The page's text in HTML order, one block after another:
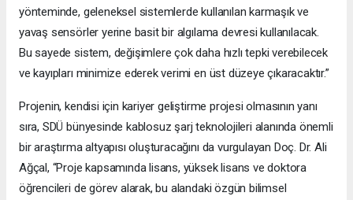
yönteminde, geleneksel sistemlerde kullanılan karmaşık ve
yavaş sensörler yerine basit bir algılama devresi kullanılacak.
Bu sayede sistem, değişimlere çok daha hızlı tepki verebilecek
ve kayıpları minimize ederek verimi en üst düzeye çıkaracaktır.”
Projenin, kendisi için kariyer geliştirme projesi olmasının yanı
sıra, SDÜ bünyesinde kablosuz şarj teknolojileri alanında önemli
bir araştırma altyapısı oluşturacağını da vurgulayan Doç. Dr. Ali
Ağçal, “Proje kapsamında lisans, yüksek lisans ve doktora
öğrencileri de görev alarak, bu alandaki özgün bilimsel